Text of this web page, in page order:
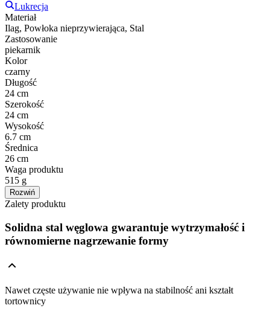
Lukrecja
Materiał
Ilag, Powłoka nieprzywierająca, Stal
Zastosowanie
piekarnik
Kolor
czarny
Długość
24 cm
Szerokość
24 cm
Wysokość
6.7 cm
Średnica
26 cm
Waga produktu
515 g
Rozwiń
Zalety produktu
Solidna stal węglowa gwarantuje wytrzymałość i
równomierne nagrzewanie formy
Nawet częste używanie nie wpływa na stabilność ani kształt
tortownicy